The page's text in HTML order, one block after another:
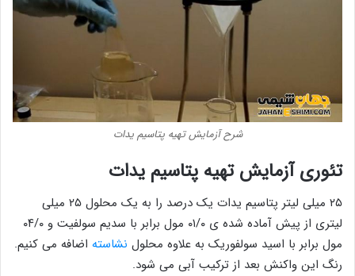
شرح آزمایش تهیه پتاسیم یدات
تئوری آزمایش تهیه پتاسیم یدات
۲۵ میلی لیتر پتاسیم یدات یک درصد را به یک محلول ۲۵ میلی
لیتری از پیش آماده شده ی ۰۱/۰ مول برابر با سدیم سولفیت و ۰۴/۰
مول برابر با اسید سولفوریک به علاوه محلول نشاسته اضافه می کنیم.
رنگ این واکنش بعد از ترکیب آبی می شود.